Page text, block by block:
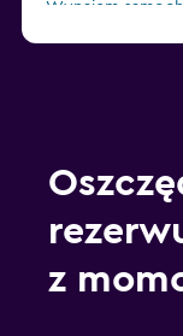
Wynajem
z